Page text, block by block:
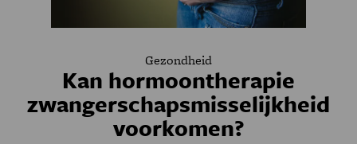
Gezondheid
Kan hormoontherapie
zwangerschapsmisselijkheid
voorkomen?